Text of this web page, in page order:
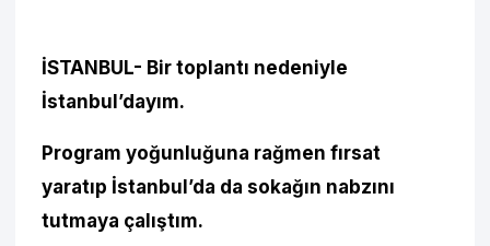
İSTANBUL- Bir toplantı nedeniyle
İstanbul’dayım.
Program yoğunluğuna rağmen fırsat
yaratıp İstanbul’da da sokağın nabzını
tutmaya çalıştım.